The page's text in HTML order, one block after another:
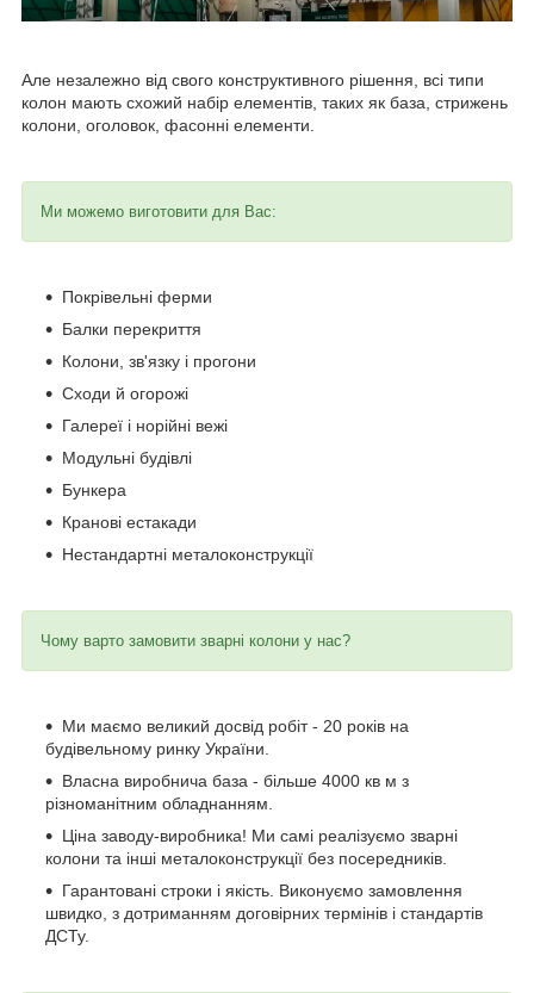
Але незалежно від свого конструктивного рішення, всі типи
колон мають схожий набір елементів, таких як база, стрижень
колони, оголовок, фасонні елементи.
Ми можемо виготовити для Вас:
Покрівельні ферми
Балки перекриття
Колони, зв'язку і прогони
Сходи й огорожі
Галереї і норійні вежі
Модульні будівлі
Бункера
Кранові естакади
Нестандартні металоконструкції
Чому варто замовити зварні колони у нас?
Ми маємо великий досвід робіт - 20 років на
будівельному ринку України.
Власна виробнича база - більше 4000 кв м з
різноманітним обладнанням.
Ціна заводу-виробника! Ми самі реалізуємо зварні
колони та інші металоконструкції без посередників.
Гарантовані строки і якість. Виконуємо замовлення
швидко, з дотриманням договірних термінів і стандартів
ДСТу.